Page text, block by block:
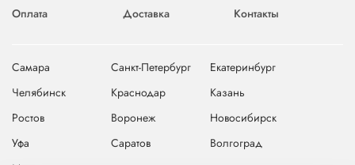
Оплата
Доставка Контакты
Самара Санкт-Петербург
Екатеринбург
Челябинск
Краснодар
Казань
Ростов
Воронеж
Новосибирск
Уфа
Саратов
Волгоград